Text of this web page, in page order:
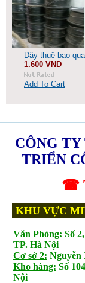
Dây thuê bao
1.600 VND
Add To Cart
CÔNG
TRIỂN
☎
KHU VỰC
Văn Phòng: Số
TP. Hà Nội
Cơ sở 2: Nguyễn
Kho hàng: Số
Nội